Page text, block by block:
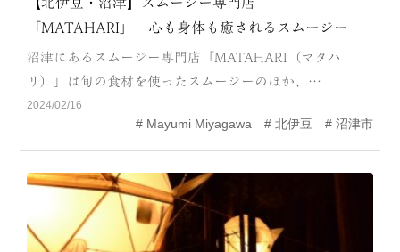
「MATAHARI」 心も身体も癒されるスムージー
沼津にあるスムージー専門店「MATAHARI（マタハ
リ）」は旬の食材を使ったスムージーのほか、…
2024/02/16
Mayumi Miyagawa 北伊豆 沼津市